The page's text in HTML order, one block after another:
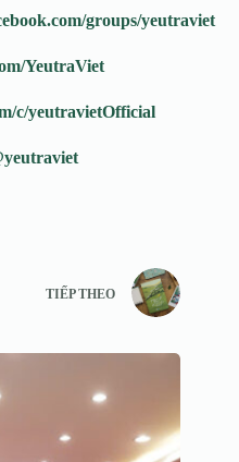
groups/yeutraviet
YeutraViet
c/yeutravietOfficial
TIẾP THEO